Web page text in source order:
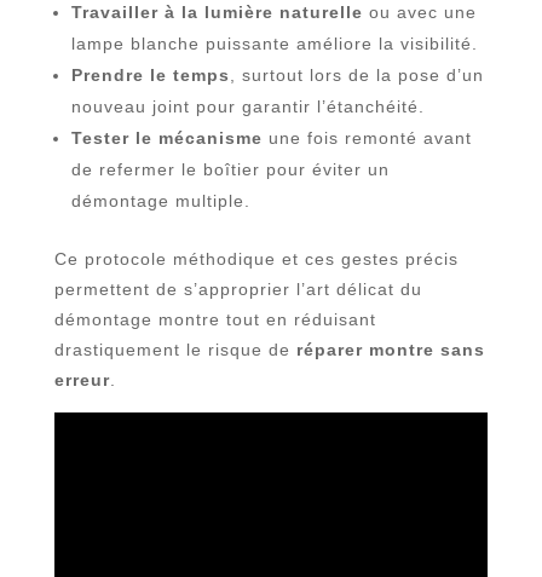
Travailler à la lumière naturelle ou avec une
lampe blanche puissante améliore la visibilité.
Prendre le temps
, surtout lors de la pose d’un
nouveau joint pour garantir l’étanchéité.
Tester le mécanisme une fois remonté avant
de refermer le boîtier pour éviter un
démontage multiple.
Ce protocole méthodique et ces gestes précis
permettent de s’approprier l’art délicat du
démontage montre tout en réduisant
drastiquement le risque de réparer montre sans
erreur.